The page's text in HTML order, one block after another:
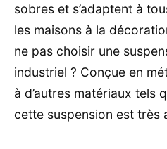
sobres et s’adaptent à
les maisons à la
ne pas choisir une
industriel ? Conçue en
à d’autres matériaux tels
cette suspension est très